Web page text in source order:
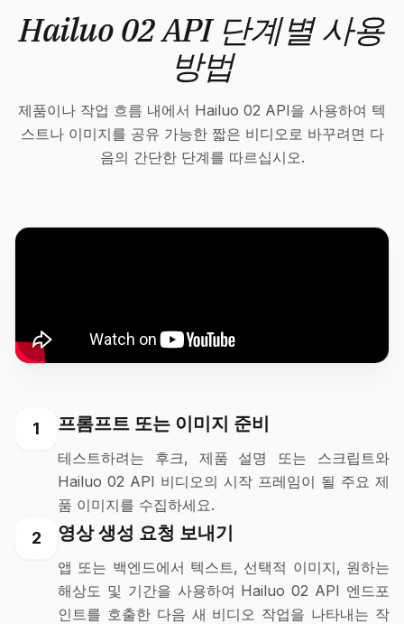
Hailuo 02 API 단계별 사용
방법
제품이나 작업 흐름 내에서 Hailuo 02 API을 사용하여 텍
스트나 이미지를 공유 가능한 짧은 비디오로 바꾸려면 다
음의 간단한 단계를 따르십시오.
1 프롬프트 또는 이미지 준비
테스트하려는 후크, 제품 설명 또는 스크립트와
Hailuo 02 API 비디오의 시작 프레임이 될 주요 제
품 이미지를 수집하세요.
2 영상 생성 요청 보내기
앱 또는 백엔드에서 텍스트, 선택적 이미지, 원하는
해상도 및 기간을 사용하여 Hailuo 02 API 엔드포
인트를 호출한 다음 새 비디오 작업을 나타내는 작